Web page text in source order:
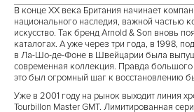
В конце ХХ века Британия начинает
национального наследия, важной частью
искусство. Так бренд Arnold & Son вновь
каталогах. А уже через три года, в 1998,
в Ла-Шо-де-Фоне в Швейцарии была
современная коллекция. Правда большого
это был огромный шаг к восстановлению
Уже в 2001 году на рынок выходит линия
Tourbillon Master GMT. Лимитированная